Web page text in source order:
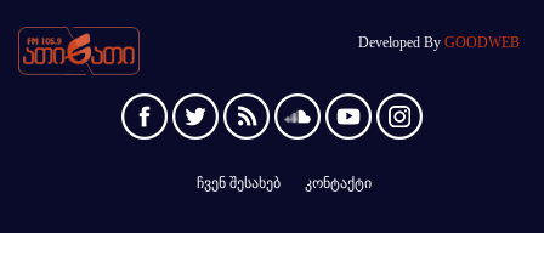
Developed By GOODWEB
ჩვენ შესახებ კონტაქტი